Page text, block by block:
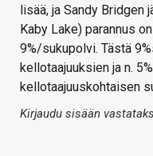
lisää, ja Sandy Bridgen
Kaby Lake) parannus
9%/sukupolvi. Tästä
kellotaajuuksien ja n.
kellotaajuuskohtaisen
Kirjaudu sisään